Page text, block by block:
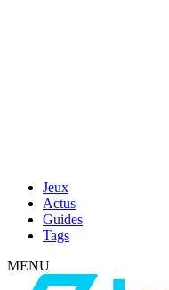
Jeux
Actus
Guides
Tags
MENU